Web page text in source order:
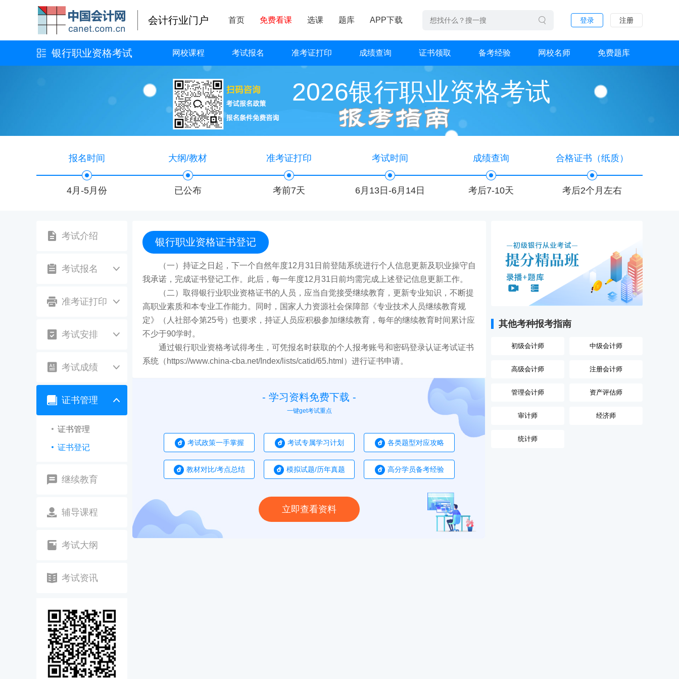
会计行业门户 首页 免费看课 选课 题库 APP下载 登录 注册
银行职业资格考试 网校课程 考试报名 准考证打印 成绩查询 证书领取 备考经验 网校名师 免费题库
2026银行职业资格考试
报名时间
4月-5月份
大纲/教材
已公布
准考证打印
考前7天
考试时间
6月13日-6月14日
成绩查询
考后7-10天
合格证书（纸质）
考后2个月左右
考试介绍
考试报名
准考证打印
考试安排
考试成绩
证书管理
证书管理
证书登记
继续教育
辅导课程
考试大纲
考试资讯
银行职业资格证书登记
（一）持证之日起，下一个自然年度12月31日前登陆系统进行个人信息更新及职业操守自
我承诺，完成证书登记工作。此后，每一年度12月31日前均需完成上述登记信息更新工作。
（二）取得银行业职业资格证书的人员，应当自觉接受继续教育，更新专业知识，不断提
高职业素质和本专业工作能力。同时，国家人力资源社会保障部《专业技术人员继续教育规
定》（人社部令第25号）也要求，持证人员应积极参加继续教育，每年的继续教育时间累计应
不少于90学时。
通过银行职业资格考试得考生，可凭报名时获取的个人报考账号和密码登录认证考试证书
系统（https://www.china-cba.net/Index/lists/catid/65.html）进行证书申请。
- 学习资料免费下载 -
一键get考试重点
考试政策一手掌握 考试专属学习计划 各类题型对应攻略
教材对比/考点总结 模拟试题/历年真题 高分学员备考经验
立即查看资料
其他考种报考指南
初级会计师 中级会计师
高级会计师 注册会计师
管理会计师 资产评估师
审计师 经济师
统计师